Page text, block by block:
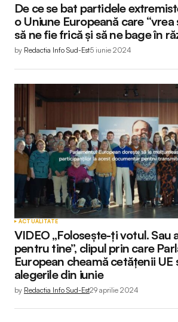
De ce se bat partidele
o Uniune Europeană care “vrea
să ne fie frică și să ne bage în
by Redactia Info Sud-Est5 iunie 2024
ACTUALITATE
VIDEO „Folosește-ți votul. Sau
pentru tine”, clipul prin care
European cheamă cetățenii UE
alegerile din iunie
by Redactia Info Sud-Est29 aprilie 2024